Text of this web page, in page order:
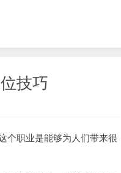
技巧
职业是能够为人们带来很